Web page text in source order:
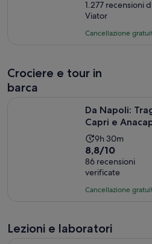
2
ore
di
9.8
su
base
recensioni
1.277 recensioni
Viator
Cancellazione
Crociere e tour in
barca
Da Napoli:
Capri e
L’attività
dura
9
ore
e
9h 30m
Valutazione
di
8.8
su
base
8,8/10
86 recensioni
verificate
Cancellazione
Lezioni e laboratori